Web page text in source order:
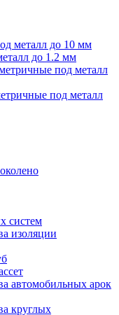
металл до 10 мм
до 1.2 мм
под металл
под металл
систем
изоляции
автомобильных арок
круглых